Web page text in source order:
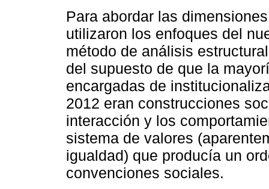
Para abordar las
utilizaron los enfoques del
método de análisis
del supuesto de que la
encargadas de
2012 eran construcciones
interacción y los
sistema de valores
igualdad) que producía un
convenciones sociales.